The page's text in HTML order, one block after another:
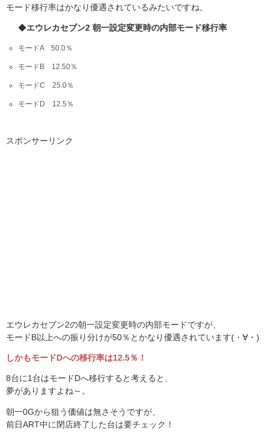
モード移行率はかなり優遇されているみたいですね。
◆エウレカセブン2 朝一設定変更時の内部モード移行率
モードA 50.0％
モードB 12.50％
モードC 25.0％
モードD 12.5％
スポンサーリンク
エウレカセブン2の朝一設定変更時の内部モードですが、
モードB以上への振り分けが50％とかなり優遇されています(・∀・)
しかもモードDへの移行率は12.5％！
8台に1台はモードDへ移行すると考えると、
夢がありますよね～。
朝一0Gから狙う価値は無さそうですが、
前日ART中に閉店終了した台は要チェック！